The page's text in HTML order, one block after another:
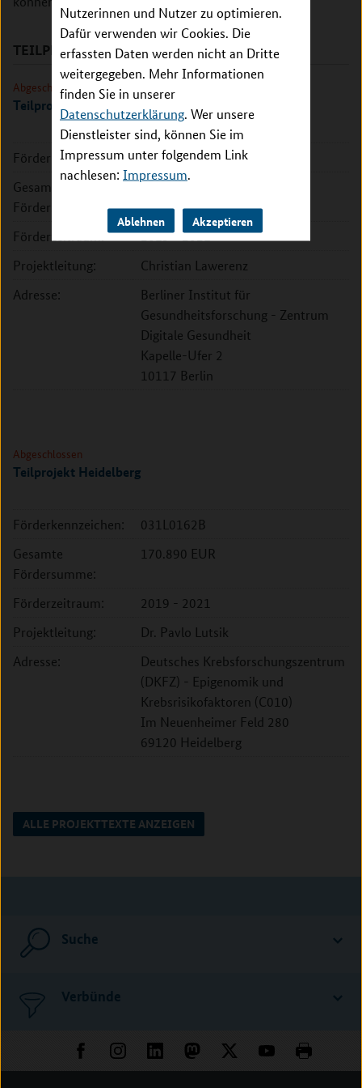
Nutzerinnen und Nutzer zu optimieren.
Dafür verwenden wir Cookies. Die
erfassten Daten werden nicht an Dritte
weitergegeben. Mehr Informationen
finden Sie in unserer
Datenschutzerklärung . Wer unsere
Dienstleister sind, können Sie im
Impressum unter folgendem Link
nachlesen: Impressum
Ablehnen Akzeptieren
TEILPROJEKTE
Abgeschlossen
Teilprojekt Berlin
Förderkennzeichen:
031L0162A
Gesamte
Fördersumme:
97.680 EUR
Förderzeitraum:
2019 - 2021
Projektleitung:
Christian Lawerenz
Adresse:
Berliner Institut für
Gesundheitsforschung - Zentrum
Digitale Gesundheit
Kapelle-Ufer 2
10117 Berlin
Abgeschlossen
Teilprojekt Heidelberg
Förderkennzeichen:
031L0162B
Gesamte
Fördersumme:
170.890 EUR
Förderzeitraum:
2019 - 2021
Projektleitung:
Dr. Pavlo Lutsik
Adresse:
Deutsches Krebsforschungszentrum
(DKFZ) - Epigenomik und
Krebsrisikofaktoren (C010)
Im Neuenheimer Feld 280
69120 Heidelberg
ALLE PROJEKTTEXTE ANZEIGEN
Suche
Verbünde